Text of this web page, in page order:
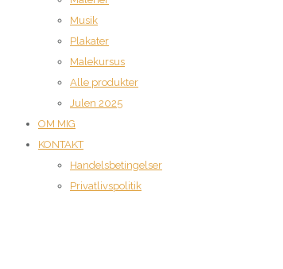
Musik
Plakater
Malekursus
Alle produkter
Julen 2025
OM MIG
KONTAKT
Handelsbetingelser
Privatlivspolitik